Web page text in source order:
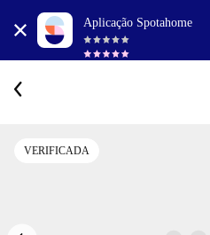
Aplicação Spotahome
VERIFICADA